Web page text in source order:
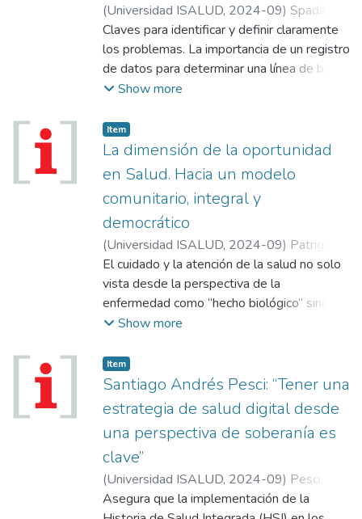
(Universidad ISALUD, 2024-09) Spadafora,
Cecilia; Spadafora, Santiago
Claves para identificar y definir claramente
los problemas. La importancia de un registro
de datos para determinar una línea de base.
El valor de la eficiencia y la capacidad de
posible. El concepto “costo efectividad” o
“costo eficacia”, en la planificación.
Show more
Item
La dimensión de la oportunidad
en Salud. Hacia un modelo
comunitario, integral y
democrático
(Universidad ISALUD, 2024-09) Patrignoni,
Andrea Silvana
El cuidado y la atención de la salud no solo
vista desde la perspectiva de la
enfermedad como “hecho biológico” sino en
el aspecto social: una idea que atraviese los
también los condicionantes sociales en los
cuales la persona se desarrolla. El contacto
del paciente con los sistemas y los
profesionales de la salud, que llevarán a la
búsqueda de la implementación de un
modelo de atención de la salud comunitario,
integral y democrático.
Show more
Item
Santiago Andrés Pesci: “Tener una
estrategia de salud digital desde
una perspectiva de soberanía es
clave”
(Universidad ISALUD, 2024-09) Pesci,
Santiago Andrés
Asegura que la implementación de la